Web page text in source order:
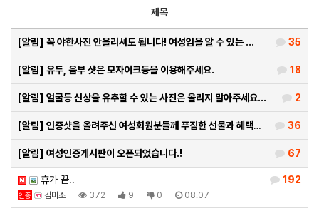
제목
35
[알림] 꼭 야한사진 안올리셔도 됩니다! 여성임을 알 수 있는 …
18
[알림] 유두, 음부 샷은 모자이크등을 이용해주세요.
2
[알림] 얼굴등 신상을 유추할 수 있는 사진은 올리지 말아주세요…
36
[알림] 인증샷을 올려주신 여성회원분들께 푸짐한 선물과 혜택을 …
67
[알림] 여성인증게시판이 오픈되었습니다.!
192
휴가 끝..
인증 김미소 372 9 0 08.07